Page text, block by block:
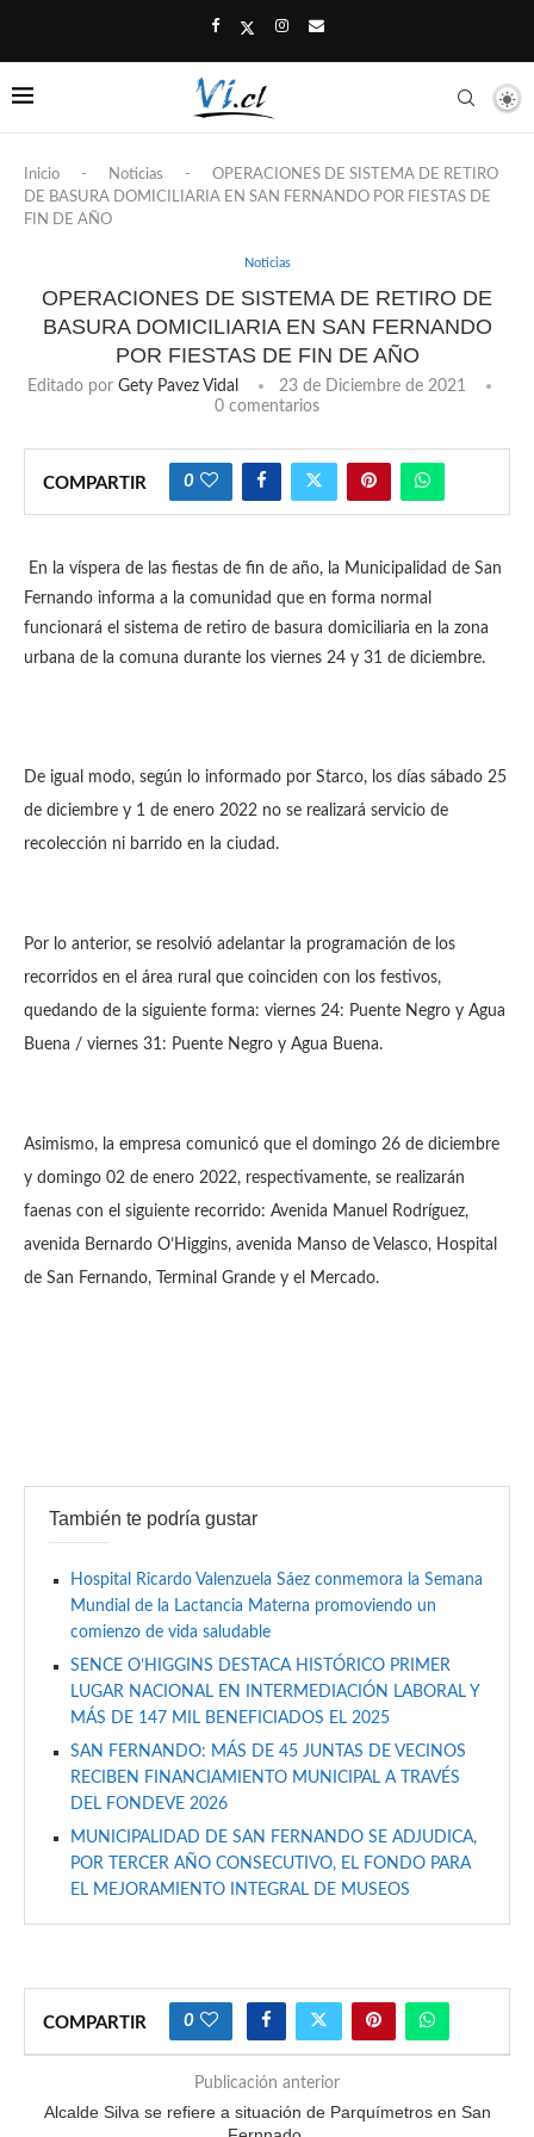
Inicio - Noticias -
OPERACIONES DE SISTEMA DE RETIRO
DE BASURA DOMICILIARIA EN SAN FERNANDO POR FIESTAS DE
FIN DE AÑO
Noticias
OPERACIONES DE SISTEMA DE RETIRO DE
BASURA DOMICILIARIA EN SAN FERNANDO
POR FIESTAS DE FIN DE AÑO
Editado por Gety Pavez Vidal
23 de Diciembre de 2021
0 comentarios
COMPARTIR 0
En la víspera de las fiestas de fin de año, la Municipalidad de San
Fernando informa a la comunidad que en forma normal
funcionará el sistema de retiro de basura domiciliaria en la zona
urbana de la comuna durante los viernes 24 y 31 de diciembre.
De igual modo, según lo informado por Starco, los días sábado 25
de diciembre y 1 de enero 2022 no se realizará servicio de
recolección ni barrido en la ciudad.
Por lo anterior, se resolvió adelantar la programación de los
recorridos en el área rural que coinciden con los festivos,
quedando de la siguiente forma: viernes 24: Puente Negro y Agua
Buena / viernes 31: Puente Negro y Agua Buena.
Asimismo, la empresa comunicó que el domingo 26 de diciembre
y domingo 02 de enero 2022, respectivamente, se realizarán
faenas con el siguiente recorrido: Avenida Manuel Rodríguez,
avenida Bernardo O’Higgins, avenida Manso de Velasco, Hospital
de San Fernando, Terminal Grande y el Mercado.
También te podría gustar
Hospital Ricardo Valenzuela Sáez conmemora la Semana
Mundial de la Lactancia Materna promoviendo un
comienzo de vida saludable
SENCE O’HIGGINS DESTACA HISTÓRICO PRIMER
LUGAR NACIONAL EN INTERMEDIACIÓN LABORAL Y
MÁS DE 147 MIL BENEFICIADOS EL 2025
SAN FERNANDO: MÁS DE 45 JUNTAS DE VECINOS
RECIBEN FINANCIAMIENTO MUNICIPAL A TRAVÉS
DEL FONDEVE 2026
MUNICIPALIDAD DE SAN FERNANDO SE ADJUDICA,
POR TERCER AÑO CONSECUTIVO, EL FONDO PARA
EL MEJORAMIENTO INTEGRAL DE MUSEOS
COMPARTIR 0
Publicación anterior
Alcalde Silva se refiere a situación de Parquímetros en San